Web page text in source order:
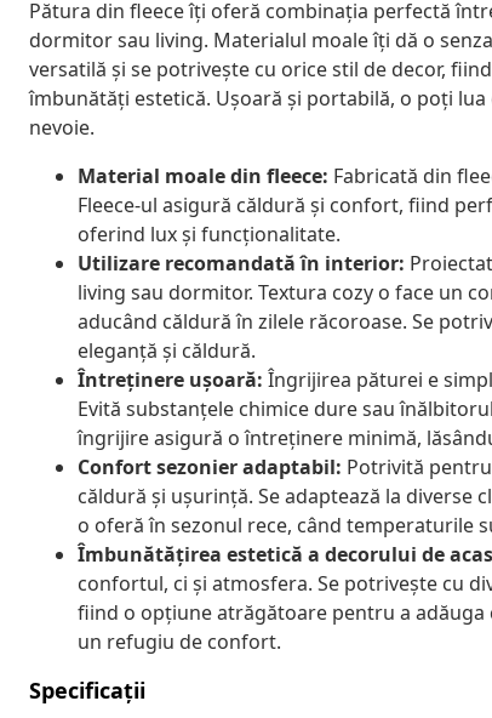
Pătura din fleece îți oferă combinația perfectă
dormitor sau living. Materialul moale îți dă o
versatilă și se potrivește cu orice stil de decor,
îmbunătăți estetică. Ușoară și portabilă, o poți
nevoie.
Material moale din fleece: Fabricată din
Fleece-ul asigură căldură și confort, fiind
oferind lux și funcționalitate.
Utilizare recomandată în interior:
living sau dormitor. Textura cozy o face un
aducând căldură în zilele răcoroase. Se
eleganță și căldură.
Întreținere ușoară: Îngrijirea păturei e
Evită substanțele chimice dure sau
îngrijire asigură o întreținere minimă,
Confort sezonier adaptabil: Potrivită
căldură și ușurință. Se adaptează la diverse
o oferă în sezonul rece, când temperaturile
Îmbunătățirea estetică a decorului de
confortul, ci și atmosfera. Se potrivește cu
fiind o opțiune atrăgătoare pentru a
un refugiu de confort.
Specificații